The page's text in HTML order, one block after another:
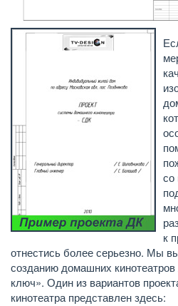
со
к
отнестись более серьезно. Мы
созданию домашних
ключ». Один из вариантов
кинотеатра представлен здесь: